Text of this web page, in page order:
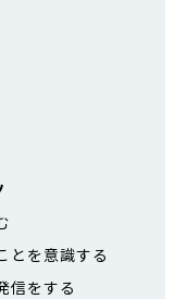
とを意識する
信をする